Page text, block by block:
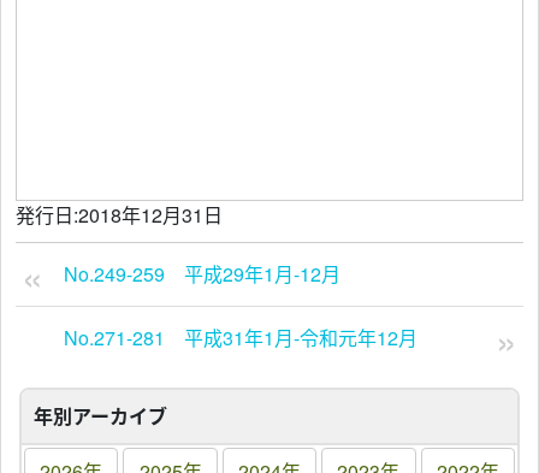
年別アーカイブ
発行日:2018年12月31日
No.249-259 平成29年1月-12月
No.271-281 平成31年1月-令和元年12月